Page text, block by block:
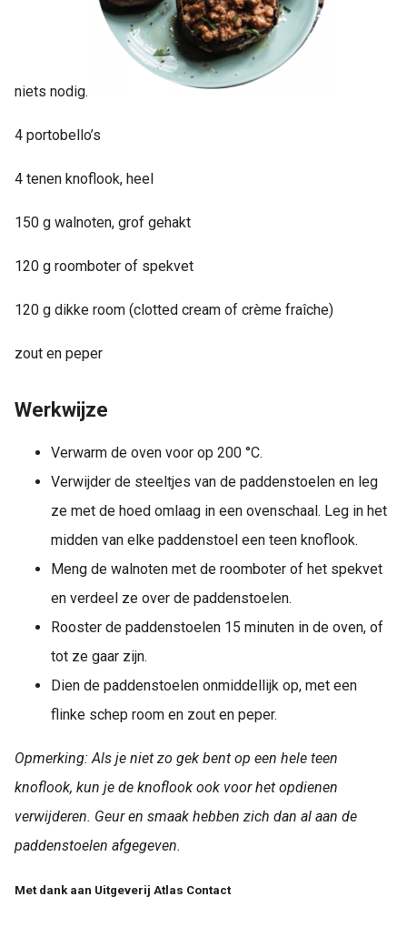
niets nodig.
4 portobello’s
4 tenen knoflook, heel
150 g walnoten, grof gehakt
120 g roomboter of spekvet
120 g dikke room (clotted cream of crème fraîche)
zout en peper
Werkwijze
Verwarm de oven voor op 200 °C.
Verwijder de steeltjes van de paddenstoelen en leg
ze met de hoed omlaag in een ovenschaal. Leg in het
midden van elke paddenstoel een teen knoflook.
Meng de walnoten met de roomboter of het spekvet
en verdeel ze over de paddenstoelen.
Rooster de paddenstoelen 15 minuten in de oven, of
tot ze gaar zijn.
Dien de paddenstoelen onmiddellijk op, met een
flinke schep room en zout en peper.
Opmerking: Als je niet zo gek bent op een hele teen
knoflook, kun je de knoflook ook voor het opdienen
verwijderen. Geur en smaak hebben zich dan al aan de
paddenstoelen afgegeven.
Met dank aan Uitgeverij Atlas Contact